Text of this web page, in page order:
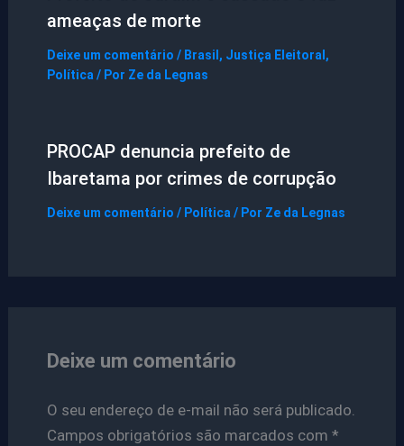
ameaças de morte
Deixe um comentário / Brasil , Justiça Eleitoral ,
Política/ Por Ze da Legnas
PROCAP denuncia prefeito de
Ibaretama por crimes de corrupção
Deixe um comentário / Política/ Por Ze da Legnas
Deixe um comentário
O seu endereço de e-mail não será publicado.
Campos obrigatórios são marcados com *